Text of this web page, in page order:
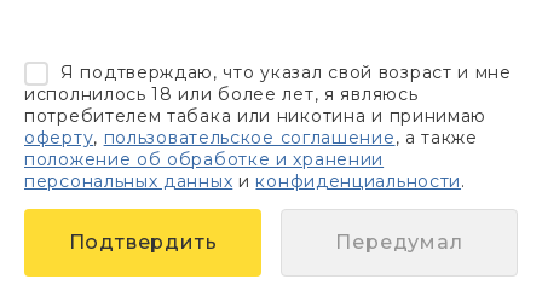
Я подтверждаю, что указал свой возраст и мне
исполнилось 18 или более лет, я являюсь
потребителем табака или никотина и принимаю
оферту, пользовательское соглашение, а также
положение об обработке и хранении
персональных данных и конфиденциальности.
Передумал